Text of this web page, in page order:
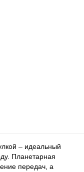
– идеальный
Планетарная
передач, а